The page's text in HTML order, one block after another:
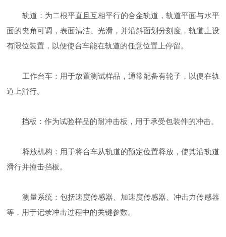
轨道：为二根平直且互相平行的合金轨道，轨道平面与水平
面的夹角可调，表面清洁、光滑，并沿斜面划分刻度，轨道上设
有限位装置，以便使台车能在轨道的任意位置上停留。
工作台车：用于放置测试样品，通常配备有轮子，以便在轨
道上滑行。
挡板：作为试验样品的耐冲击板，用于承受包装件的冲击。
释放机构：用于将台车从轨道的预定位置释放，使其沿轨道
滑行并撞击挡板。
测量系统：包括速度传感器、加速度传感器、冲击力传感器
等，用于记录冲击过程中的关键参数。